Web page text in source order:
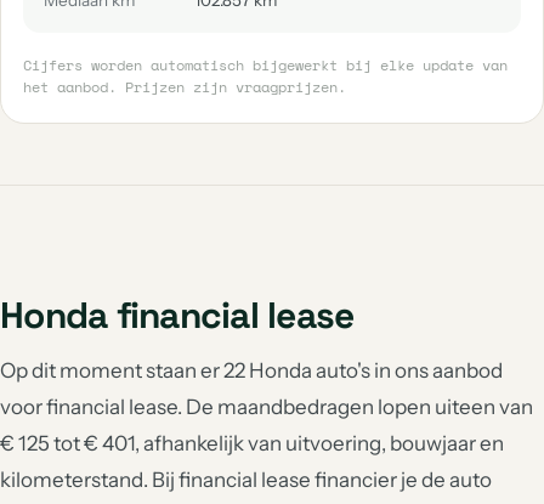
Cijfers worden automatisch bijgewerkt bij elke update van
het aanbod. Prijzen zijn vraagprijzen.
Honda financial lease
Op dit moment staan er 22 Honda auto's in ons aanbod
voor financial lease. De maandbedragen lopen uiteen van
€ 125 tot € 401, afhankelijk van uitvoering, bouwjaar en
kilometerstand. Bij financial lease financier je de auto